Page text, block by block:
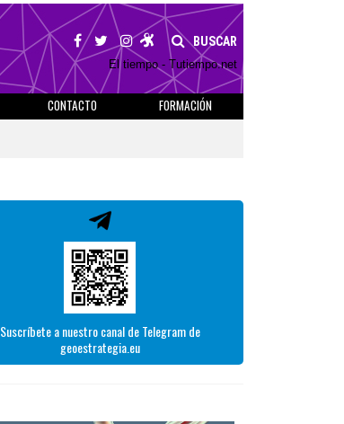
BUSCAR
El tiempo - Tutiempo.net
CONTACTO
FORMACIÓN
Suscríbete a nuestro canal de Telegram de
geoestrategia.eu